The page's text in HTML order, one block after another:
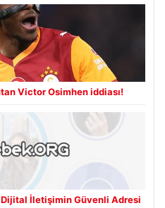
Victor Osimhen iddiası!
İletişimin Güvenli Adresi